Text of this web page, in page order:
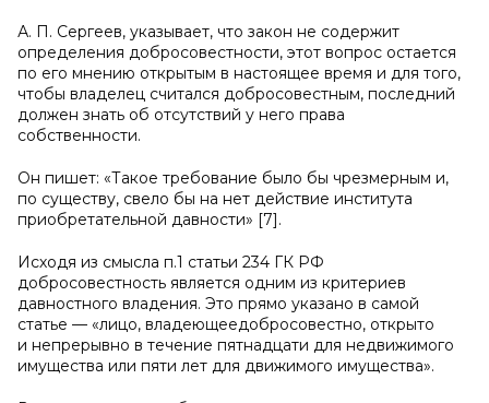
А. П. Сергеев, указывает, что закон не содержит
определения добросовестности, этот вопрос остается
по его мнению открытым в настоящее время и для того,
чтобы владелец считался добросовестным, последний
должен знать об отсутствий у него права
собственности.
Он пишет: «Такое требование было бы чрезмерным и,
по существу, свело бы на нет действие института
приобретательной давности» [7].
Исходя из смысла п.1 статьи 234 ГК РФ
добросовестность является одним из критериев
давностного владения. Это прямо указано в самой
статье — «лицо, владеющеедобросовестно, открыто
и непрерывно в течение пятнадцати для недвижимого
имущества или пяти лет для движимого имущества».